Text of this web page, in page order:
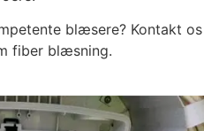
blæsere? Kontakt os
fiber blæsning.